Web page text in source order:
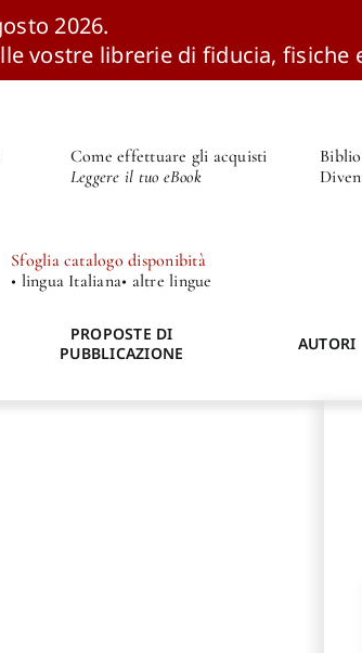
2026.
vostre librerie di fiducia, fisiche
Come effettuare gli acquisti
Leggere il tuo eBook
Sfoglia catalogo disponibità
• lingua Italiana• altre lingue
PROPOSTE DI
PUBBLICAZIONE
AUTORI